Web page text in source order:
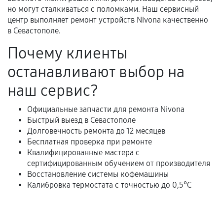
Документы для подтверждения
гарантии
Акт выполненных работ с датой, перечнем
услуг и сроком гарантии.
Документы на установленные комплектующие
и кассовый чек.
Расширенная гарантия
В некоторых случаях возможно оформление
расширенной гарантии. Стоимость, сроки и
условия продления согласовываются отдельно и
но могут сталкиваться с поломками. Наш сервисный
центр выполняет ремонт устройств Nivona качественно
в Севастополе.
Почему клиенты
останавливают выбор на
наш сервис?
Официальные запчасти для ремонта Nivona
Быстрый выезд в Севастополе
Долговечность ремонта до 12 месяцев
Бесплатная проверка при ремонте
Квалифицированные мастера с
сертифицированным обучением от производителя
Восстановление системы кофемашины
Калибровка термостата с точностью до 0,5°C